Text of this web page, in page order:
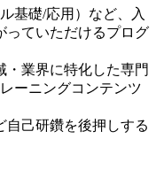
基礎/応用）など、入
っていただけるプログ
業界に特化した専門
ーニングコンテンツ
自己研鑽を後押しする